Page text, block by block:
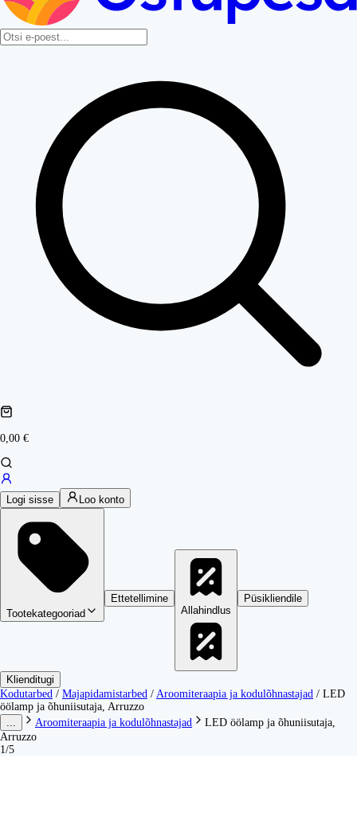
0,00 €
Logi sisse Loo konto
Tootekategooriad
Ettetellimine
Allahindlus
Püsikliendile
Klienditugi
Kodutarbed / Majapidamistarbed / Aroomiteraapia ja kodulõhnastajad / LED
öölamp ja õhuniisutaja, Arruzzo
Aroomiteraapia ja kodulõhnastajad
LED öölamp ja õhuniisutaja,
Arruzzo
1/5